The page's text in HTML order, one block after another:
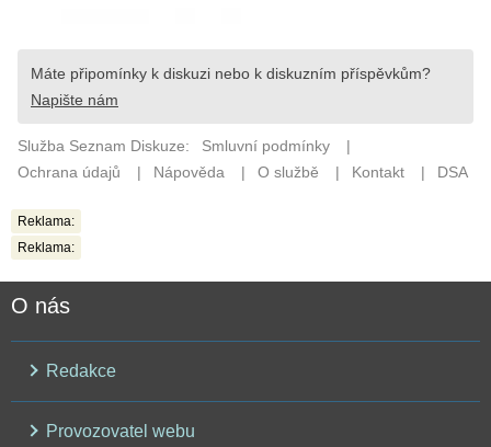
Reklama:
Reklama:
O nás
Redakce
Provozovatel webu